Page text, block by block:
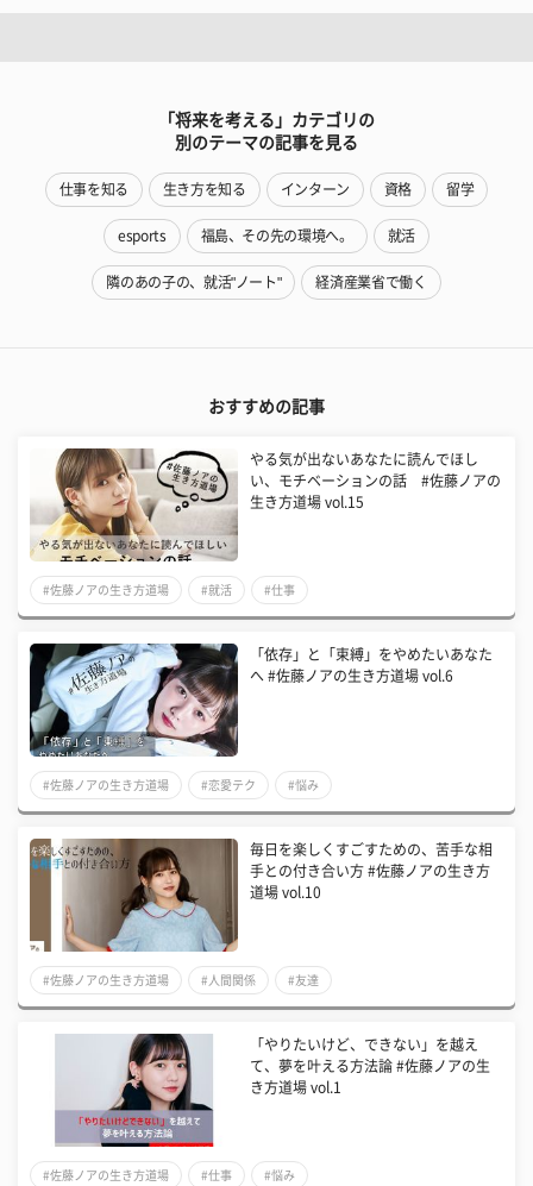
「将来を考える」カテゴリの
別のテーマの記事を見る
仕事を知る 生き方を知る インターン 資格 留学
esports 福島、その先の環境へ。 就活
隣のあの子の、就活"ノート" 経済産業省で働く
おすすめの記事
やる気が出ないあなたに読んでほし
い、モチベーションの話 #佐藤ノアの
生き方道場 vol.15
#佐藤ノアの生き方道場 #就活 #仕事
「依存」と「束縛」をやめたいあなた
へ #佐藤ノアの生き方道場 vol.6
#佐藤ノアの生き方道場 #恋愛テク #悩み
毎日を楽しくすごすための、苦手な相
手との付き合い方 #佐藤ノアの生き方
道場 vol.10
#佐藤ノアの生き方道場 #人間関係 #友達
「やりたいけど、できない」を越え
て、夢を叶える方法論 #佐藤ノアの生
き方道場 vol.1
#佐藤ノアの生き方道場 #仕事 #悩み